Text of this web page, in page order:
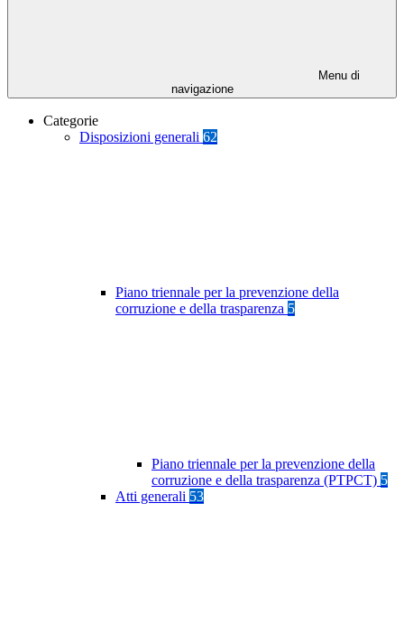
Menu di
navigazione
Categorie
Disposizioni generali 62
Piano triennale per la prevenzione della
corruzione e della trasparenza 5
Piano triennale per la prevenzione della
corruzione e della trasparenza (PTPCT) 5
Atti generali 53